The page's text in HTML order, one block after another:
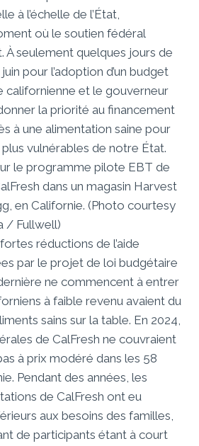
à l’échelle de l’État,
où le soutien fédéral
À seulement quelques jours de
pour l’adoption d’un budget
californienne et le gouverneur
la priorité au financement
à une alimentation saine pour
vulnérables de notre État.
le programme pilote EBT de
dans un magasin Harvest
en Californie. (Photo courtesy
/ Fullwell)
réductions de l’aide
par le projet de loi budgétaire
ne commencent à entrer
à faible revenu avaient du
sains sur la table. En 2024,
de CalFresh ne couvraient
à prix modéré dans les 58
Pendant des années, les
de CalFresh ont eu
aux besoins des familles,
de participants étant à court